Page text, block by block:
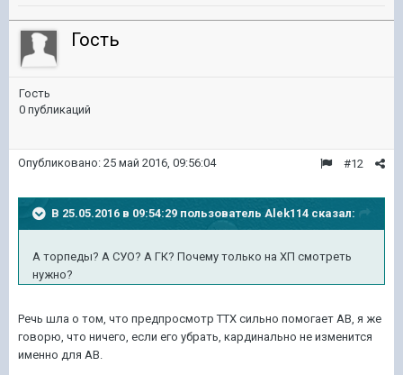
Гость
Гость
0 публикаций
#12
Опубликовано: 25 май 2016, 09:56:04
В 25.05.2016 в 09:54:29 пользователь Alek114 сказал:
А торпеды? А СУО? А ГК? Почему только на ХП смотреть
нужно?
Речь шла о том, что предпросмотр ТТХ сильно помогает АВ, я же
говорю, что ничего, если его убрать, кардинально не изменится
именно для АВ.